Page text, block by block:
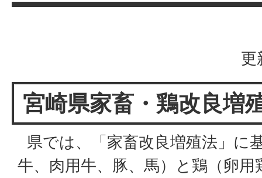
更
宮崎県家畜・鶏改良増
県では、「家畜改良増殖法」に
牛、肉用牛、豚、馬）と鶏（卵